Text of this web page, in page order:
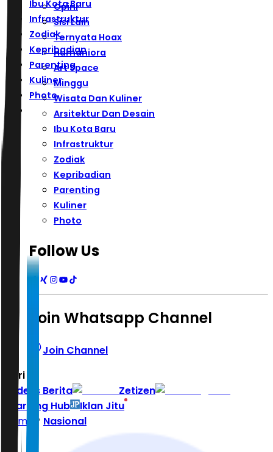
Ibu Kota Baru
Infrastruktur
Zodiak
Kepribadian
Parenting
Kuliner
Photo
Opini
Sisi Lain
Ternyata Hoax
Humaniora
Art Space
Minggu
Wisata Dan Kuliner
Arsitektur Dan Desain
Ibu Kota Baru
Infrastruktur
Zodiak
Kepribadian
Parenting
Kuliner
Photo
Follow Us
Join Whatsapp Channel
Join Channel
Hari ini
Indeks Berita
Zetizen
Learning Hub
Iklan Jitu
Home
Nasional